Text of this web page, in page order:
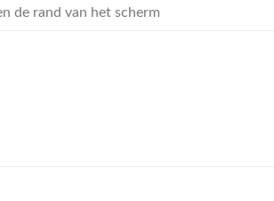
de rand van het scherm